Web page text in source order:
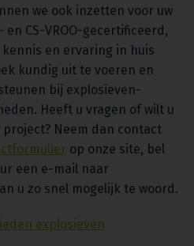
we ook inzetten voor uw
en CS-VROO-gecertificeerd,
en ervaring in huis
kundig uit te voeren en
bij explosieven-
Heeft u vragen of wilt u
Neem dan contact
op onze site, bel
een e-mail naar
u zo snel mogelijk te woord.